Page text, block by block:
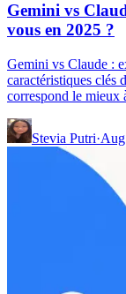
Gemini vs
vous en 2025 ?
Gemini vs Claude :
caractéristiques clés
correspond le mieux
Stevia Putri·